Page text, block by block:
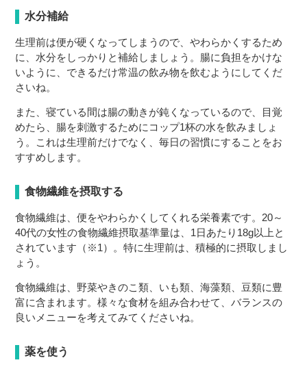
水分補給
生理前は便が硬くなってしまうので、やわらかくするため
に、水分をしっかりと補給しましょう。腸に負担をかけな
いように、できるだけ常温の飲み物を飲むようにしてくだ
さいね。
また、寝ている間は腸の動きが鈍くなっているので、目覚
めたら、腸を刺激するためにコップ1杯の水を飲みましょ
う。これは生理前だけでなく、毎日の習慣にすることをお
すすめします。
食物繊維を摂取する
食物繊維は、便をやわらかくしてくれる栄養素です。20～
40代の女性の食物繊維摂取基準量は、1日あたり18g以上と
されています（※1）。特に生理前は、積極的に摂取しまし
ょう。
食物繊維は、野菜やきのこ類、いも類、海藻類、豆類に豊
富に含まれます。様々な食材を組み合わせて、バランスの
良いメニューを考えてみてくださいね。
薬を使う